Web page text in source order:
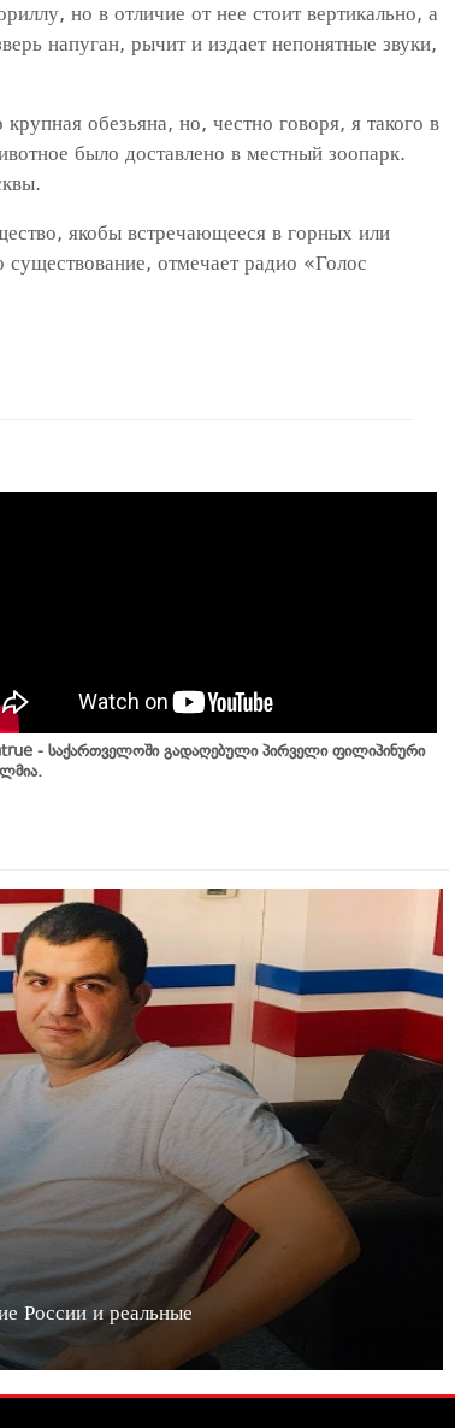
но в отличие от нее стоит вертикально, а
напуган, рычит и издает непонятные звуки,
обезьяна, но, честно говоря, я такого в
было доставлено в местный зоопарк.
якобы встречающееся в горных или
отмечает радио «Голос
- საქართველოში გადაღებული პირველი ფილიპინური
России и реальные